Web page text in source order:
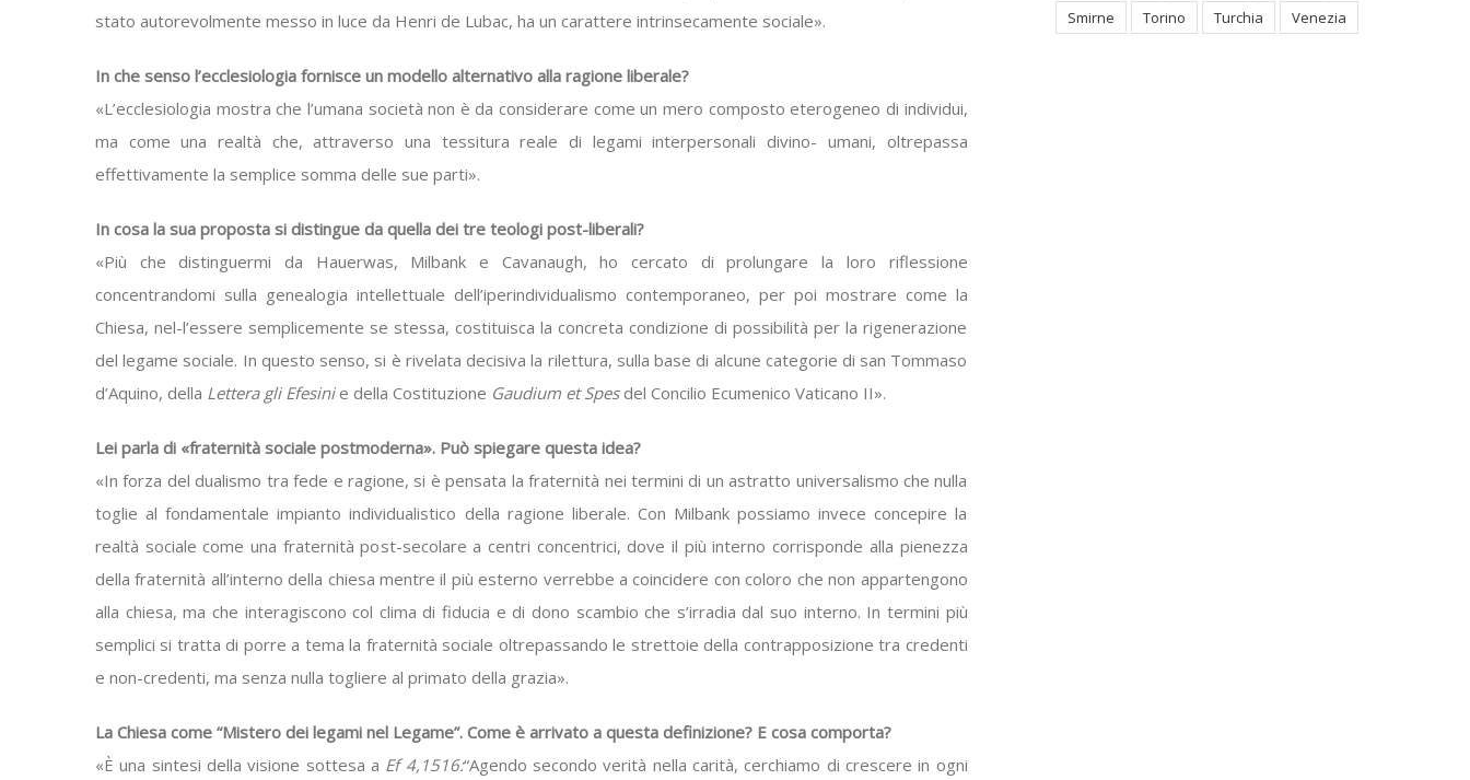
stato autorevolmente messo in luce da Henri de Lubac, ha un carattere intrinsecamente sociale».
In che senso l’ecclesiologia fornisce un modello alternativo alla ragione liberale?
«L’ecclesiologia mostra che l’umana società non è da considerare come un mero composto eterogeneo di individui,
ma come una realtà che, attraverso una tessitura reale di legami interpersonali divino- umani, oltrepassa
effettivamente la semplice somma delle sue parti».
In cosa la sua proposta si distingue da quella dei tre teologi post-liberali?
«Più che distinguermi da Hauerwas, Milbank e Cavanaugh, ho cercato di prolungare la loro riflessione
concentrandomi sulla genealogia intellettuale dell’iperindividualismo contemporaneo, per poi mostrare come la
Chiesa, nel-l’essere semplicemente se stessa, costituisca la concreta condizione di possibilità per la rigenerazione
del legame sociale. In questo senso, si è rivelata decisiva la rilettura, sulla base di alcune categorie di san Tommaso
d’Aquino, della Lettera gli Efesinie della Costituzione Gaudium et Spes del Concilio Ecumenico Vaticano II».
Lei parla di «fraternità sociale postmoderna». Può spiegare questa idea?
«In forza del dualismo tra fede e ragione, si è pensata la fraternità nei termini di un astratto universalismo che nulla
toglie al fondamentale impianto individualistico della ragione liberale. Con Milbank possiamo invece concepire la
realtà sociale come una fraternità post-secolare a centri concentrici, dove il più interno corrisponde alla pienezza
della fraternità all’interno della chiesa mentre il più esterno verrebbe a coincidere con coloro che non appartengono
alla chiesa, ma che interagiscono col clima di fiducia e di dono scambio che s’irradia dal suo interno. In termini più
semplici si tratta di porre a tema la fraternità sociale oltrepassando le strettoie della contrapposizione tra credenti
e non-credenti, ma senza nulla togliere al primato della grazia».
La Chiesa come “Mistero dei legami nel Legame”. Come è arrivato a questa definizione? E cosa comporta?
«È una sintesi della visione sottesa a Ef 4,1516:“Agendo secondo verità nella carità, cerchiamo di crescere in ogni
Smirne
Torino Turchia Venezia